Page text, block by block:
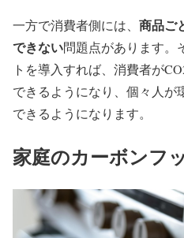
一方で消費者側には、 商品ご
できない問題点があります。
トを導入すれば、消費者が
できるようになり、個々人が
できるようになります。
家庭のカーボンフ